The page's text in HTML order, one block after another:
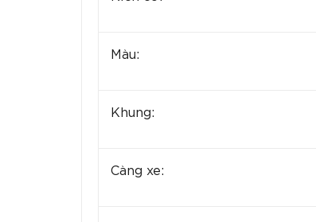
Màu:
Khung:
Càng xe: